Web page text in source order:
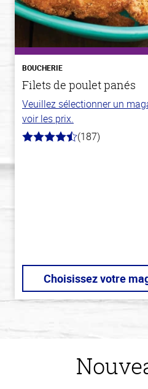
BOUCHERIE
Filets de poulet panés
Veuillez sélectionner un
voir les prix.
4.5
(187)
Choisissez votre